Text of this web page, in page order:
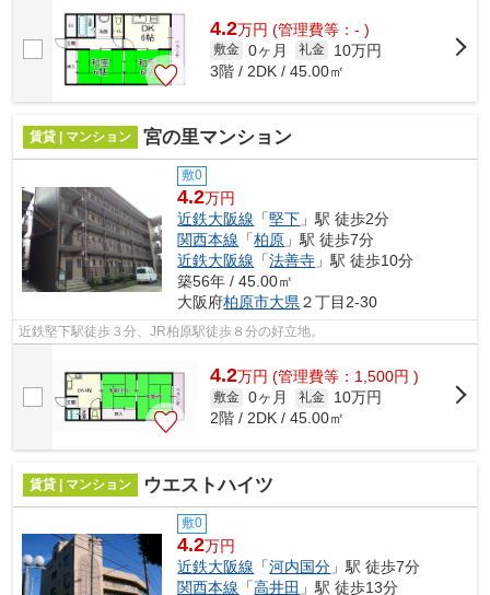
4.2万円 (管理費等：- )
敷金 0ヶ月 礼金
10万円
3階 / 2DK / 45.00㎡
賃貸 | マンション 宮の里マンション
敷0
4.2万円
近鉄大阪線 「堅下 」駅 徒歩2分
関西本線 「柏原 」駅 徒歩7分
近鉄大阪線 「法善寺 」駅 徒歩10分
築56年 / 45.00㎡
大阪府柏原市大県 ２丁目2-30
近鉄堅下駅徒歩３分、JR柏原駅徒歩８分の好立地。
4.2万円 (管理費等：1,500円 )
敷金 0ヶ月 礼金
10万円
2階 / 2DK / 45.00㎡
賃貸 | マンション ウエストハイツ
敷0
4.2万円
近鉄大阪線 「河内国分 」駅 徒歩7分
関西本線 「高井田 」駅 徒歩13分